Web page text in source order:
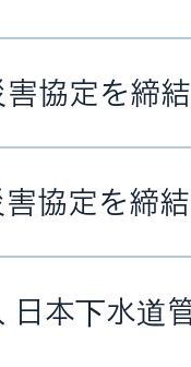
協定を締結
協定を締結
日本下水道